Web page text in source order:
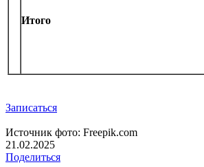
Итого
Записаться
Источник фото: Freepik.com
21.02.2025
Поделиться